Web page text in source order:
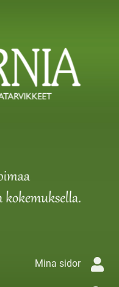
Mina sidor